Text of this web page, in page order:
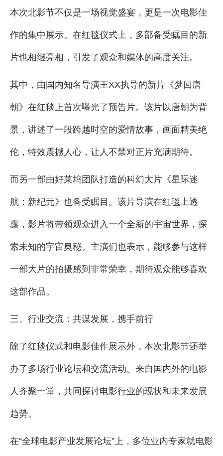
本次北影节不仅是一场视觉盛宴，更是一次电影佳
作的集中展示。在红毯仪式上，多部备受瞩目的新
片也相继亮相，引发了观众和媒体的高度关注。
其中，由国内知名导演王XX执导的新片《梦回唐
朝》在红毯上首次曝光了预告片。该片以唐朝为背
景，讲述了一段跨越时空的爱情故事，画面精美绝
伦，特效震撼人心，让人不禁对正片充满期待。
而另一部由好莱坞团队打造的科幻大片《星际迷
航：新纪元》也备受瞩目。该片导演在红毯上透
露，影片将带领观众进入一个全新的宇宙世界，探
索未知的宇宙奥秘。主演们也表示，能够参与这样
一部大片的拍摄感到非常荣幸，期待观众能够喜欢
这部作品。
三、行业交流：共谋发展，携手前行
除了红毯仪式和电影佳作展示外，本次北影节还举
办了多场行业论坛和交流活动。来自国内外的电影
人齐聚一堂，共同探讨电影行业的现状和未来发展
趋势。
在“全球电影产业发展论坛”上，多位业内专家就电影